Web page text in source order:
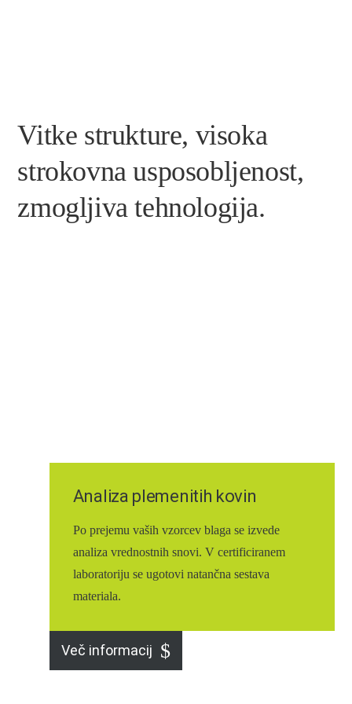
Vitke strukture, visoka
strokovna usposobljenost,
zmogljiva tehnologija.
Analiza plemenitih kovin
Po prejemu vaših vzorcev blaga se izvede
analiza vrednostnih snovi. V certificiranem
laboratoriju se ugotovi natančna sestava
materiala.
Več informacij